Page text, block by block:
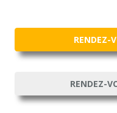
RENDEZ-
RENDEZ-